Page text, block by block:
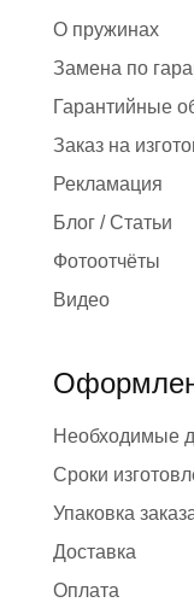
О пружинах
Замена по
Гарантийные
Заказ на
Рекламация
Блог / Статьи
Фотоотчёты
Видео
Необходимые
Сроки
Упаковка
Доставка
Оплата